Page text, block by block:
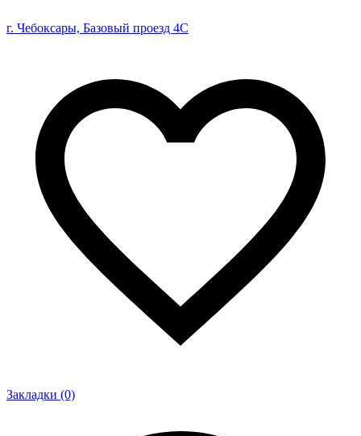
г. Чебоксары, Базовый проезд 4С
Закладки (0)